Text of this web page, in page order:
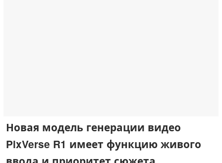
Новая модель генерации видео
PixVerse R1 имеет функцию живого